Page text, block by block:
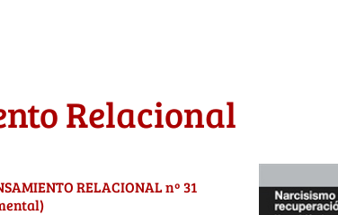
Relacional
RELACIONAL nº 31